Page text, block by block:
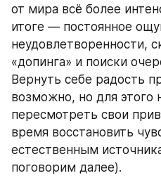
от мира всё более
итоге — постоянное
неудовлетворенности,
«допинга» и поиски
Вернуть себе радость
возможно, но для этого
пересмотреть свои
время восстановить
естественным
поговорим далее).